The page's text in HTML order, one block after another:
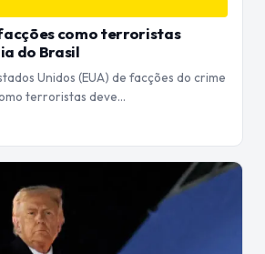
como terroristas
do Brasil
Unidos (EUA) de facções do crime
terroristas deve…